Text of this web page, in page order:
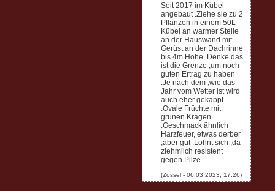
Seit 2017 im Kübel
angebaut .Ziehe sie zu 2
Pflanzen in einem 50L
Kübel an warmer Stelle
an der Hauswand mit
Gerüst an der Dachrinne
bis 4m Höhe .Denke das
ist die Grenze ,um noch
guten Ertrag zu haben
.Je nach dem ,wie das
Jahr vom Wetter ist wird
auch eher gekappt
.Ovale Früchte mit
grünen Kragen
.Geschmack ähnlich
Harzfeuer, etwas derber
,aber gut .Lohnt sich ,da
ziehmlich resistent
gegen Pilze .